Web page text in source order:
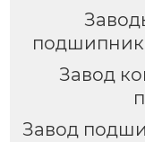
Завод
Завод